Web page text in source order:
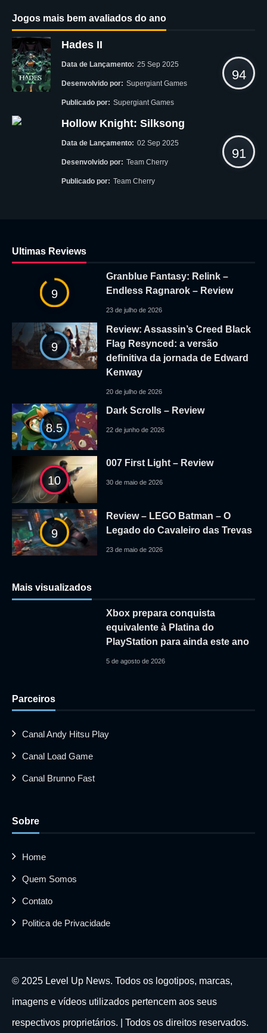
Jogos mais bem avaliados do ano
Hades II
Data de Lançamento: 25 Sep 2025
Desenvolvido por: Supergiant Games
Publicado por: Supergiant Games
94
Hollow Knight: Silksong
Data de Lançamento: 02 Sep 2025
Desenvolvido por: Team Cherry
Publicado por: Team Cherry
91
Ultimas Reviews
9
Granblue Fantasy: Relink –
Endless Ragnarok – Review
23 de julho de 2026
9
Review: Assassin’s Creed Black
Flag Resynced: a versão
definitiva da jornada de Edward
Kenway
20 de julho de 2026
8.5
Dark Scrolls – Review
22 de junho de 2026
10
007 First Light – Review
30 de maio de 2026
9
Review – LEGO Batman – O
Legado do Cavaleiro das Trevas
23 de maio de 2026
Mais visualizados
Xbox prepara conquista
equivalente à Platina do
PlayStation para ainda este ano
5 de agosto de 2026
Parceiros
Canal Andy Hitsu Play
Canal Load Game
Canal Brunno Fast
Sobre
Home
Quem Somos
Contato
Politica de Privacidade
© 2025 Level Up News. Todos os logotipos, marcas,
imagens e vídeos utilizados pertencem aos seus
respectivos proprietários. | Todos os direitos reservados.